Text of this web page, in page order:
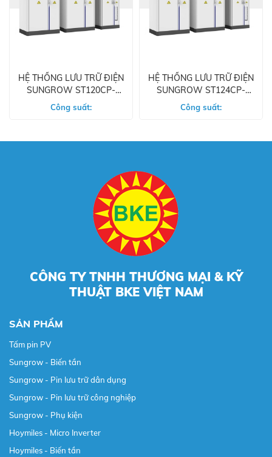
HỆ THỐNG LƯU TRỮ ĐIỆN
SUNGROW ST120CP-
Công suất:
HỆ THỐNG LƯU TRỮ ĐIỆN
SUNGROW ST124CP-
Công suất:
CÔNG TY TNHH THƯƠNG MẠI & KỸ
THUẬT BKE VIỆT NAM
SẢN PHẨM
Tấm pin PV
Sungrow - Biến tần
Sungrow - Pin lưu trữ dân dụng
Sungrow - Pin lưu trữ công nghiệp
Sungrow - Phụ kiện
Hoymiles - Micro Inverter
Hoymiles - Biến tần